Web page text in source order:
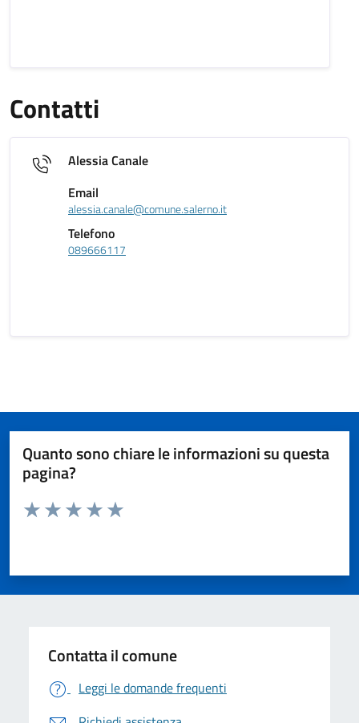
Contatti
Alessia Canale
Email
alessia.canale@comune.salerno.it
Telefono
089666117
Quanto sono chiare le informazioni su questa
pagina?
Valuta da 1 a 5 stelle la pagina
Contatta il comune
Leggi le domande frequenti